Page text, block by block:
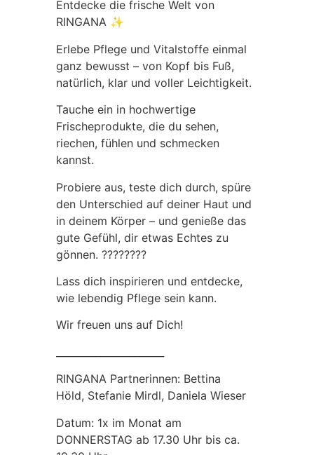
Entdecke die frische Welt von
RINGANA ✨
Erlebe Pflege und Vitalstoffe einmal
ganz bewusst – von Kopf bis Fuß,
natürlich, klar und voller Leichtigkeit.
Tauche ein in hochwertige
Frischeprodukte, die du sehen,
riechen, fühlen und schmecken
kannst.
Probiere aus, teste dich durch, spüre
den Unterschied auf deiner Haut und
in deinem Körper – und genieße das
gute Gefühl, dir etwas Echtes zu
gönnen. ????????
Lass dich inspirieren und entdecke,
wie lebendig Pflege sein kann.
Wir freuen uns auf Dich!
RINGANA Partnerinnen: Bettina
Höld, Stefanie Mirdl, Daniela Wieser
Datum: 1x im Monat am
DONNERSTAG ab 17.30 Uhr bis ca.